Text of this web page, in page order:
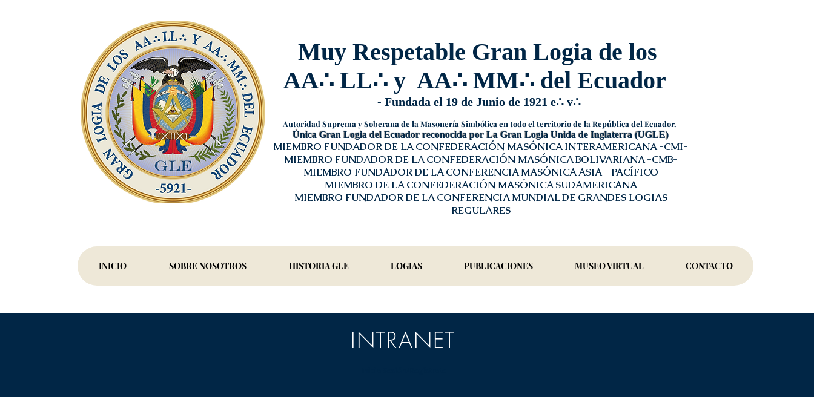
Muy Respetable Gran Logia de los
AA∴ LL∴ y AA∴ MM∴ del Ecuador
- Fundada el 19 de Junio de 1921 e∴ v∴
Autoridad Suprema y Soberana de la Masonería Simbólica en todo el territorio de la República del Ecuador.
Única Gran Logia del Ecuador reconocida por La Gran Logia Unida de Inglaterra (UGLE)
MIEMBRO FUNDADOR DE LA CONFEDERACIÓN MASÓNICA INTERAMERICANA -CMI-
MIEMBRO FUNDADOR DE LA CONFEDERACIÓN MASÓNICA BOLIVARIANA -CMB-
MIEMBRO FUNDADOR DE LA CONFERENCIA MASÓNICA ASIA - PACÍFICO
MIEMBRO DE LA CONFEDERACIÓN MASÓNICA SUDAMERICANA
MIEMBRO FUNDADOR DE LA CONFERENCIA MUNDIAL DE GRANDES LOGIAS
REGULARES
INICIO SOBRE NOSOTROS HISTORIA GLE LOGIAS PUBLICACIONES MUSEO VIRTUAL CONTACTO
INTRANET